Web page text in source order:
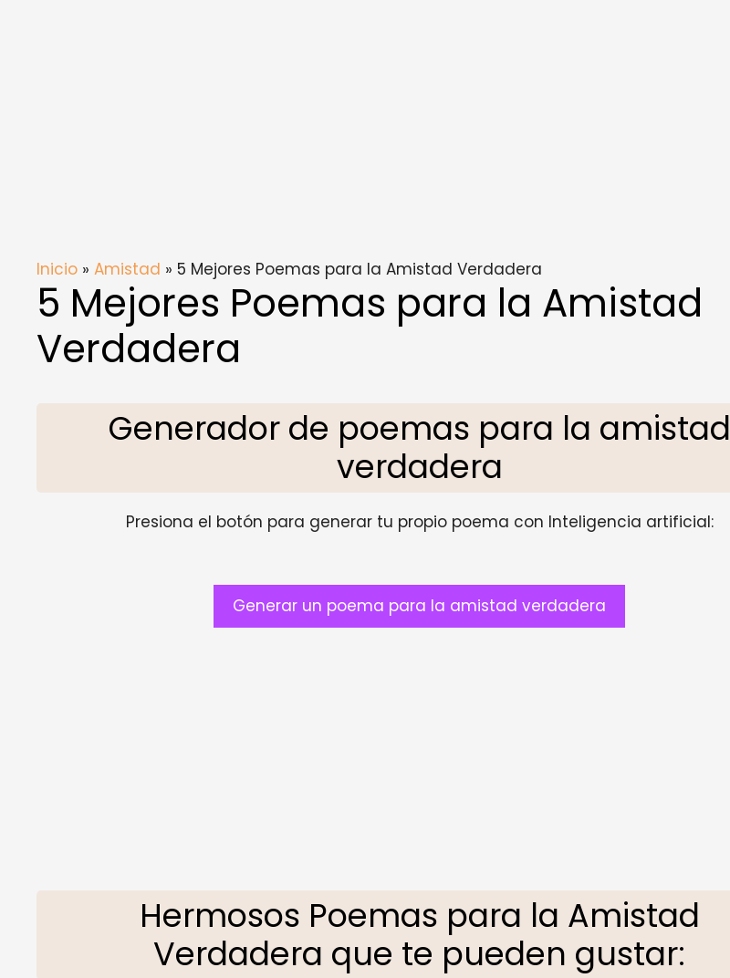
Inicio » Amistad » 5 Mejores Poemas para la Amistad Verdadera
5 Mejores Poemas para la Amistad
Verdadera
Generador de poemas para la amistad
verdadera
Presiona el botón para generar tu propio poema con Inteligencia artificial:
Generar un poema para la amistad verdadera
Hermosos Poemas para la Amistad
Verdadera que te pueden gustar: